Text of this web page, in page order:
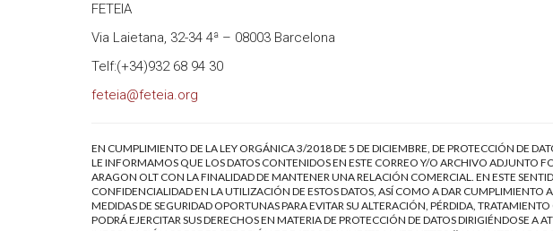
FETEIA
Via Laietana, 32-34 4ª – 08003 Barcelona
Telf:(+34)932 68 94 30
feteia@feteia.org
EN CUMPLIMIENTO DE LA LEY ORGÁNICA 3/2018 DE 5 DE DICIEMBRE, DE PROTECCIÓN DE
LE INFORMAMOS QUE LOS DATOS CONTENIDOS EN ESTE CORREO Y/O ARCHIVO ADJUNTO
ARAGON OLT CON LA FINALIDAD DE MANTENER UNA RELACIÓN COMERCIAL. EN ESTE
CONFIDENCIALIDAD EN LA UTILIZACIÓN DE ESTOS DATOS, ASÍ COMO A DAR CUMPLIMIENTO
MEDIDAS DE SEGURIDAD OPORTUNAS PARA EVITAR SU ALTERACIÓN, PÉRDIDA,
PODRÁ EJERCITAR SUS DERECHOS EN MATERIA DE PROTECCIÓN DE DATOS DIRIGIÉNDOSE A